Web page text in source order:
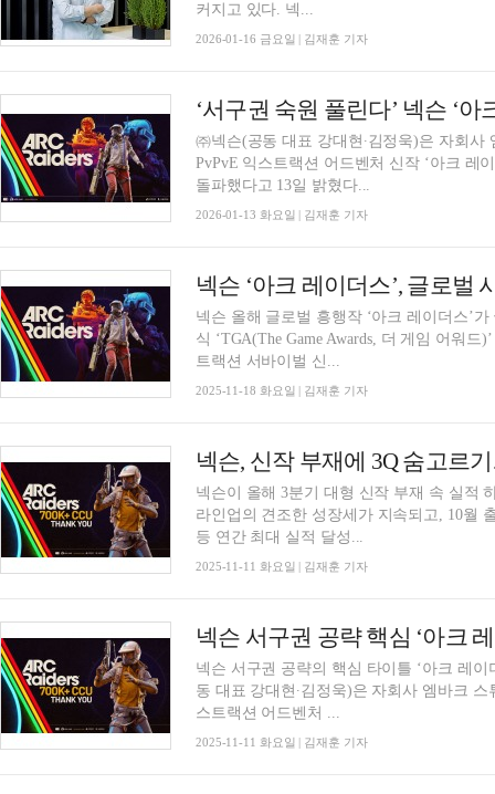
커지고 있다. 넥...
2026-01-16 금요일 | 김재훈 기자
㈜넥슨(공동 대표 강대현∙김정욱)은 자회
PvPvE 익스트랙션 어드벤처 신작 ‘아크 레
돌파했다고 13일 밝혔다...
2026-01-13 화요일 | 김재훈 기자
넥슨 ‘아크 레이더스’, 글로벌
넥슨 올해 글로벌 흥행작 ‘아크 레이더스’
식 ‘TGA(The Game Awards, 더 게임 어워드)’ 수상을 노린다. 넥슨
트랙션 서바이벌 신...
2025-11-18 화요일 | 김재훈 기자
넥슨, 신작 부재에 3Q 숨고르
넥슨이 올해 3분기 대형 신작 부재 속 실적
라인업의 견조한 성장세가 지속되고, 10월
등 연간 최대 실적 달성...
2025-11-11 화요일 | 김재훈 기자
넥슨 서구권 공략 핵심 ‘아크
넥슨 서구권 공략의 핵심 타이틀 ‘아크 레이더
동 대표 강대현∙김정욱)은 자회사 엠바크
스트랙션 어드벤처 ...
2025-11-11 화요일 | 김재훈 기자